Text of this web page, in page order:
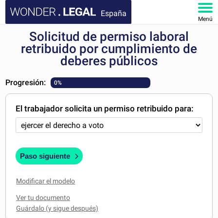
España
Menú
INICIO
DOCUMENTOS
FAQ
MI CUENTA
Solicitud de permiso laboral
retribuido por cumplimiento de
deberes públicos
Progresión: 0%
El trabajador solicita un permiso retribuido para:
Paso siguiente
Modificar el modelo
Ver tu documento